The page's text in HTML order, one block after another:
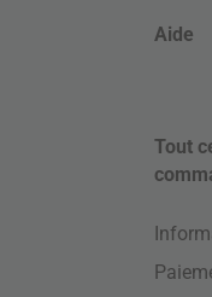
Aide
Tout